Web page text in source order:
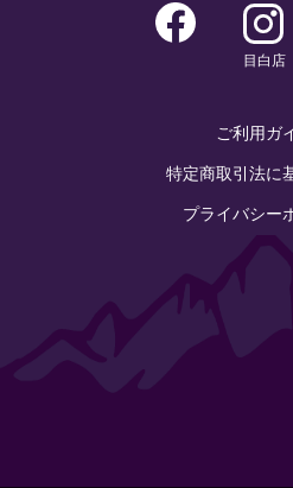
目白店
ご利用ガ
特定商取引法に
プライバシー